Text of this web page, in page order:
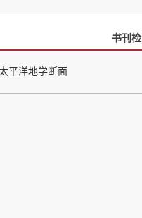
书刊
平洋地学断面